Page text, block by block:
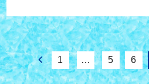
1 … 5 6